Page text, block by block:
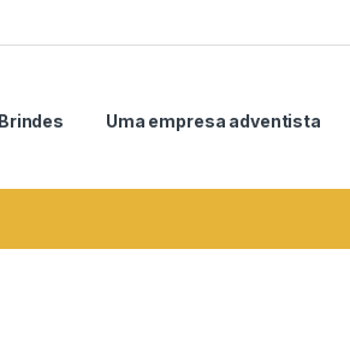
Uma empresa adventista